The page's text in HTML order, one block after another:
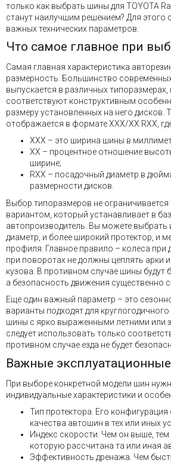
только как выбрать шины для TOYOTA
станут наилучшим решением? Для этого
важных технических параметров.
Что самое главное при
Самая главная характеристика
размерность. Большинство
выпускается в различных
соответствуют конструктивным
размеру установленных на него дисков.
отображается в формате XXX/XX RXX,
XXX – это ширина шины в
XX – процентное отношение
ширине;
RXX – посадочный диаметр в
размерности дисков.
Выбор типоразмеров не ограничивается
вариантом, который устанавливает в
автопроизводитель. Вы можете
диаметр, и более широкий протектор, и
профиля. Главное правило – колеса при
при поворотах не должны цеплять арки
кузова. В противном случае шины будут
а безопасность движения существенно
Еще один важный параметр – это
варианты подходят для
шины с ярко выраженными летними или
следует использовать только
противном случае езда не будет
Важные
При выборе конкретной модели шин
индивидуальные характеристики и
Тип протектора. Его
качества автошин в тех или иных
Индекс скорости. Чем он выше,
которую рассчитана та или иная
Эффективность дренажа. Чем